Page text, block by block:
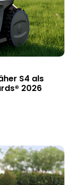
S4 als
2026